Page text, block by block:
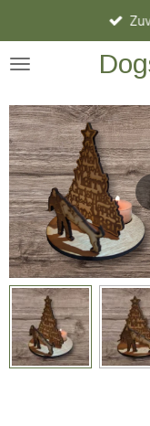
Hauptinhalt
springen